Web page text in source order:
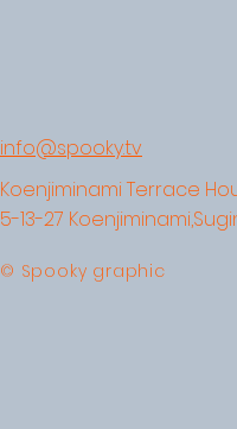
info@spooky.tv
Koenjiminami Terrace
5-13-27
© Spooky graphic